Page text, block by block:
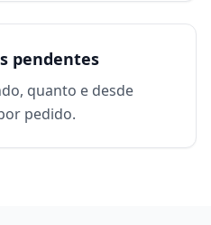
pendentes
quanto e desde
pedido.